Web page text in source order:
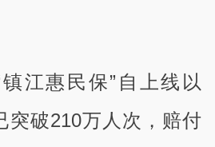
江惠民保”自上线以
突破210万人次，赔付